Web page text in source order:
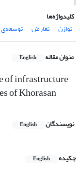
کلیدواژه‌ها
توازن
تعارض توسعه‌ی
عنوان مقاله English
of infrastructure
of Khorasan
نویسندگان English
چکیده
English